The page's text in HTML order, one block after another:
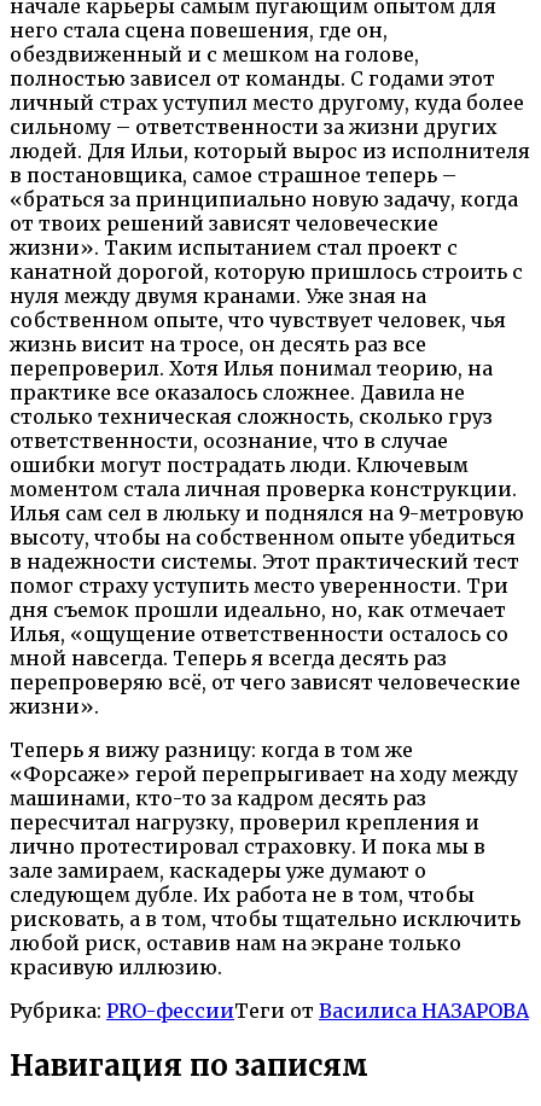
начале карьеры самым пугающим опытом для
него стала сцена повешения, где он,
обездвиженный и с мешком на голове,
полностью зависел от команды. С годами этот
личный страх уступил место другому, куда более
сильному – ответственности за жизни других
людей. Для Ильи, который вырос из исполнителя
в постановщика, самое страшное теперь –
«браться за принципиально новую задачу, когда
от твоих решений зависят человеческие
жизни». Таким испытанием стал проект с
канатной дорогой, которую пришлось строить с
нуля между двумя кранами. Уже зная на
собственном опыте, что чувствует человек, чья
жизнь висит на тросе, он десять раз все
перепроверил. Хотя Илья понимал теорию, на
практике все оказалось сложнее. Давила не
столько техническая сложность, сколько груз
ответственности, осознание, что в случае
ошибки могут пострадать люди. Ключевым
моментом стала личная проверка конструкции.
Илья сам сел в люльку и поднялся на 9-метровую
высоту, чтобы на собственном опыте убедиться
в надежности системы. Этот практический тест
помог страху уступить место уверенности. Три
дня съемок прошли идеально, но, как отмечает
Илья, «ощущение ответственности осталось со
мной навсегда. Теперь я всегда десять раз
перепроверяю всё, от чего зависят человеческие
жизни».
Теперь я вижу разницу: когда в том же
«Форсаже» герой перепрыгивает на ходу между
машинами, кто-то за кадром десять раз
пересчитал нагрузку, проверил крепления и
лично протестировал страховку. И пока мы в
зале замираем, каскадеры уже думают о
следующем дубле. Их работа не в том, чтобы
рисковать, а в том, чтобы тщательно исключить
любой риск, оставив нам на экране только
красивую иллюзию.
Рубрика: PRO-фессииТеги от Василиса НАЗАРОВА
Навигация по записям